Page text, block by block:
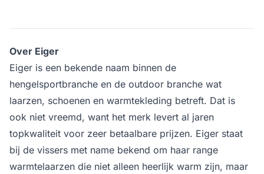
Over Eiger
Eiger is een bekende naam binnen de
hengelsportbranche en de outdoor branche wat
laarzen, schoenen en warmtekleding betreft. Dat is
ook niet vreemd, want het merk levert al jaren
topkwaliteit voor zeer betaalbare prijzen. Eiger staat
bij de vissers met name bekend om haar range
warmtelaarzen die niet alleen heerlijk warm zijn, maar